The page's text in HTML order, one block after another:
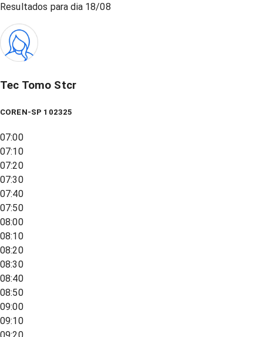
Resultados para dia 18/08
Tec Tomo Stcr
COREN-SP 102325
07:00
07:10
07:20
07:30
07:40
07:50
08:00
08:10
08:20
08:30
08:40
08:50
09:00
09:10